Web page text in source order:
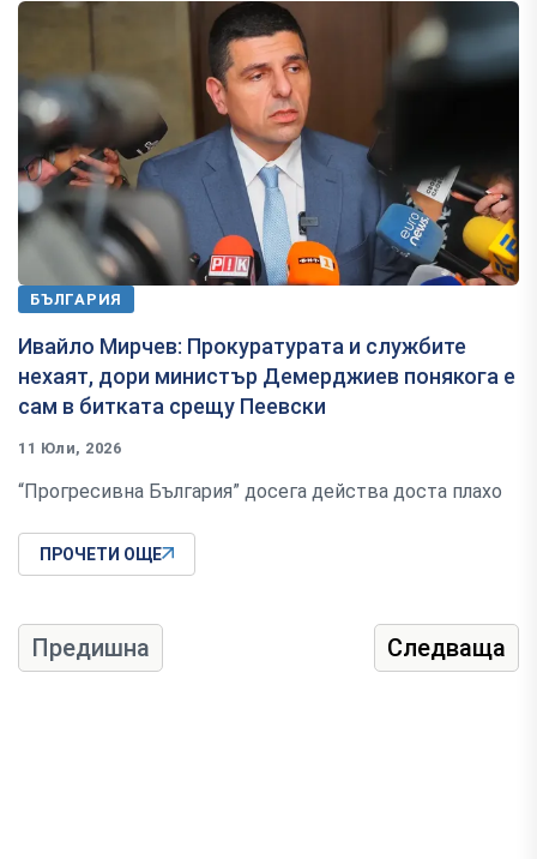
БЪЛГАРИЯ
Ивайло Мирчев: Прокуратурата и службите
нехаят, дори министър Демерджиев понякога е
сам в битката срещу Пеевски
11 Юли, 2026
“Прогресивна България” досега действа доста плахо
ПРОЧЕТИ ОЩЕ
Предишна Следваща